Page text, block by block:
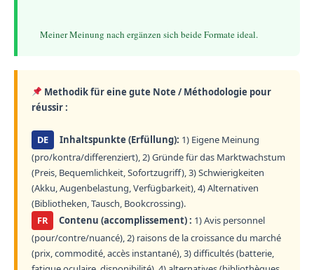
Methodik für eine gute Note / Méthodologie pour
réussir :
DE Inhaltspunkte (Erfüllung): 1) Eigene Meinung
(pro/kontra/differenziert), 2) Gründe für das Marktwachstum
(Preis, Bequemlichkeit, Sofortzugriff), 3) Schwierigkeiten
(Akku, Augenbelastung, Verfügbarkeit), 4) Alternativen
(Bibliotheken, Tausch, Bookcrossing).
FR
Contenu (accomplissement) : 1) Avis personnel
(pour/contre/nuancé), 2) raisons de la croissance du marché
(prix, commodité, accès instantané), 3) difficultés (batterie,